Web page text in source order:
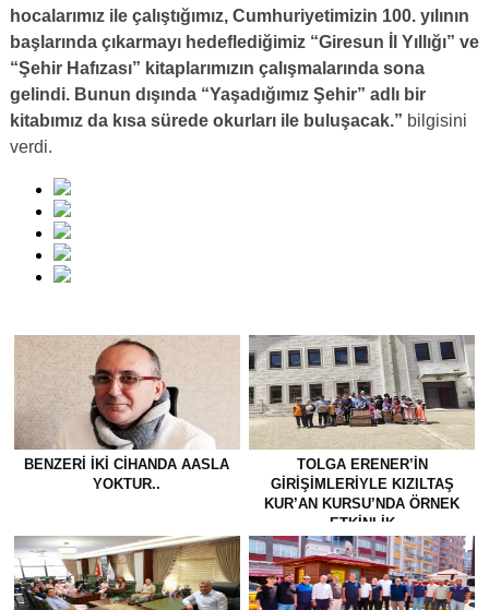
hocalarımız ile çalıştığımız, Cumhuriyetimizin 100. yılının
başlarında çıkarmayı hedeflediğimiz “Giresun İl Yıllığı” ve
“Şehir Hafızası” kitaplarımızın çalışmalarında sona
gelindi. Bunun dışında “Yaşadığımız Şehir” adlı bir
kitabımız da kısa sürede okurları ile buluşacak.” bilgisini
verdi.
BENZERI İKI CIHANDA AASLA
YOKTUR..
TOLGA ERENER’İN
GİRİŞİMLERİYLE KIZILTAŞ
KUR’AN KURSU’NDA ÖRNEK
ETKİNLİK